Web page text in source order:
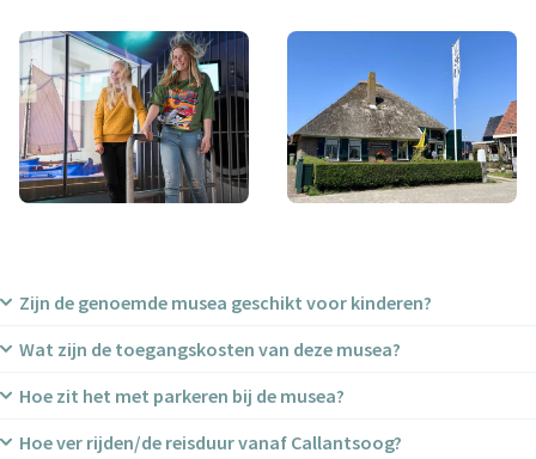
Zijn de genoemde musea geschikt voor kinderen?
Ja — sommige musea zijn heel kindvriendelijk ingericht.
Bijvoorbeeld: het Nationaal Reddingmuseum Dorus Rijkers in
Den Helder heeft een ‘Kidsproof’ predicaat omdat kinderen
onder de 12 jaar er veel interactief kunnen doen (zoals
Wat zijn de toegangskosten van deze musea?
De exacte entreeprijzen verschillen per museum en seizoen.
In het blog staat niet voor elk museum een vaste prijs
Hoe zit het met parkeren bij de musea?
Over het algemeen geldt: in steden zoals Den Helder, Hoorn
Hoe ver rijden/de reisduur vanaf Callantsoog?